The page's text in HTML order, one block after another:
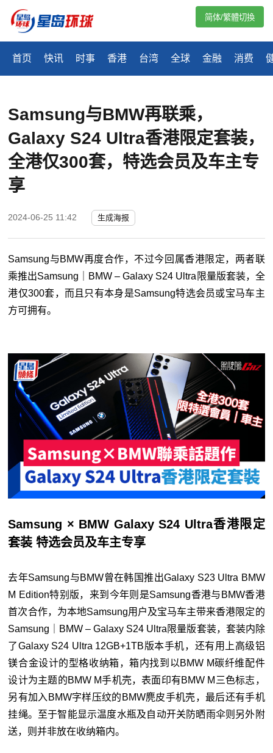
首页 快讯 时事 香港 台湾 全球 金融 消费
简体/繁體切換
Samsung与BMW再联乘，
Galaxy S24 Ultra香港限定套装，
全港仅300套，特选会员及车主专
享
2024-06-25 11:42 生成海报
Samsung与BMW再度合作，不过今回属香港限定，两者联
乘推出Samsung｜BMW – Galaxy S24 Ultra限量版套装，全
港仅300套，而且只有本身是Samsung特选会员或宝马车主
方可拥有。
Samsung × BMW Galaxy S24 Ultra香港限定
套装 特选会员及车主专享
去年Samsung与BMW曾在韩国推出Galaxy S23 Ultra BMW
M Edition特别版，来到今年则是Samsung香港与BMW香港
首次合作，为本地Samsung用户及宝马车主带来香港限定的
Samsung｜BMW – Galaxy S24 Ultra限量版套装，套装内除
了Galaxy S24 Ultra 12GB+1TB版本手机，还有用上高级铝
镁合金设计的型格收纳箱，箱内找到以BMW M碳纤维配件
设计为主题的BMW M手机壳，表面印有BMW M三色标志，
另有加入BMW字样压纹的BMW麂皮手机壳，最后还有手机
挂绳。至于智能显示温度水瓶及自动开关防晒雨伞则另外附
送，则并非放在收纳箱内。